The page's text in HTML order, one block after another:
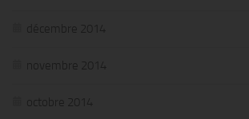
décembre 2014
novembre 2014
octobre 2014